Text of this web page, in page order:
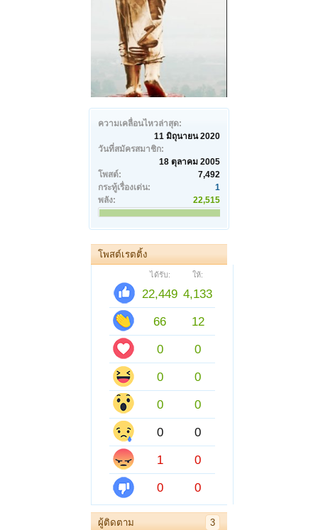
ความเคลื่อนไหวล่าสุด:
11 มิถุนายน 2020
วันที่สมัครสมาชิก:
18 ตุลาคม 2005
โพสต์:
7,492
กระทู้เรื่องเด่น:
1
พลัง:
22,515
โพสต์เรตติ้ง
ได้รับ: ให้:
22,449 4,133
66
12
0
0
0
0
0
0
0
0
1
0
0
0
ผู้ติดตาม 3